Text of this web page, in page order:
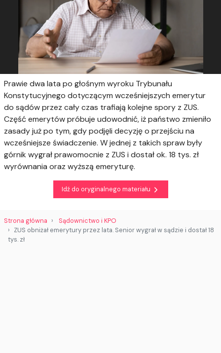
Prawie dwa lata po głośnym wyroku Trybunału
Konstytucyjnego dotyczącym wcześniejszych emerytur
do sądów przez cały czas trafiają kolejne spory z ZUS.
Część emerytów próbuje udowodnić, iż państwo zmieniło
zasady już po tym, gdy podjęli decyzję o przejściu na
wcześniejsze świadczenie. W jednej z takich spraw były
górnik wygrał prawomocnie z ZUS i dostał ok. 18 tys. zł
wyrównania oraz wyższą emeryturę.
Idź do oryginalnego materiału
Strona główna
Sądownictwo i KPO
ZUS obniżał emerytury przez lata. Senior wygrał w sądzie i dostał 18
tys. zł